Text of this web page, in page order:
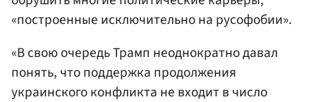
«построенные исключительно на русофобии».
«В свою очередь Трамп неоднократно давал
понять, что поддержка продолжения
украинского конфликта не входит в число